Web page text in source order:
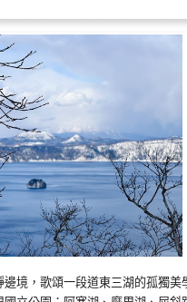
境，歌頌一段道東三湖的孤獨美